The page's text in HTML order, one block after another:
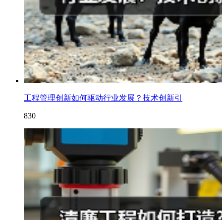
工程管理创新如何驱动行业发展？技术创新引
830